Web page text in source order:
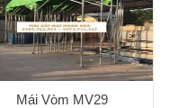
Mái Vòm MV29